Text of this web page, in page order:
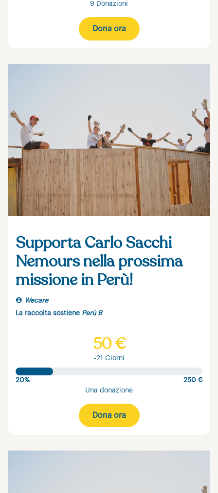
9 Donazioni
Dona ora
Supporta Carlo Sacchi
Nemours nella prossima
missione in Perù!
Wecare
La raccolta sostiene Perù B
50 €
-21 Giorni
20%
250 €
Una donazione
Dona ora